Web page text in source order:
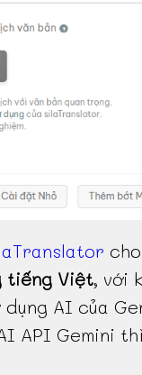
tiếng Việt, với
dụng AI của
API Gemini